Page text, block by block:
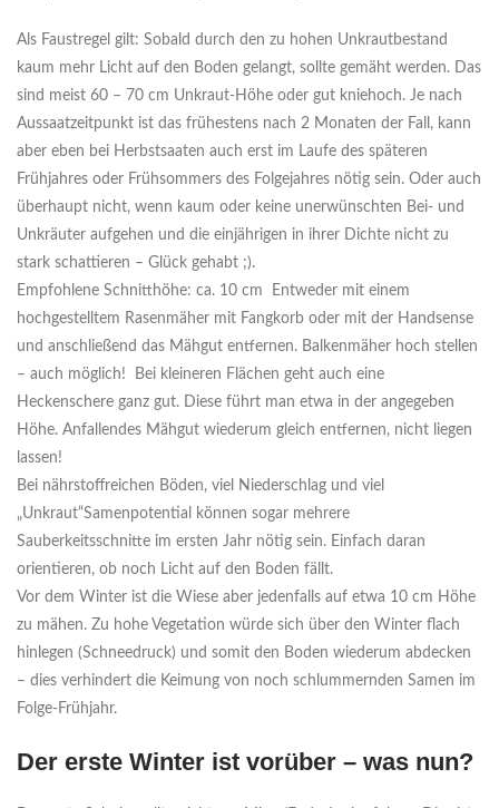
Als Faustregel gilt: Sobald durch den zu hohen Unkrautbestand
kaum mehr Licht auf den Boden gelangt, sollte gemäht werden. Das
sind meist 60 – 70 cm Unkraut-Höhe oder gut kniehoch. Je nach
Aussaatzeitpunkt ist das frühestens nach 2 Monaten der Fall, kann
aber eben bei Herbstsaaten auch erst im Laufe des späteren
Frühjahres oder Frühsommers des Folgejahres nötig sein. Oder auch
überhaupt nicht, wenn kaum oder keine unerwünschten Bei- und
Unkräuter aufgehen und die einjährigen in ihrer Dichte nicht zu
stark schattieren – Glück gehabt ;).
Empfohlene Schnitthöhe: ca. 10 cm Entweder mit einem
hochgestelltem Rasenmäher mit Fangkorb oder mit der Handsense
und anschließend das Mähgut entfernen. Balkenmäher hoch stellen
– auch möglich! Bei kleineren Flächen geht auch eine
Heckenschere ganz gut. Diese führt man etwa in der angegeben
Höhe. Anfallendes Mähgut wiederum gleich entfernen, nicht liegen
lassen!
Bei nährstoffreichen Böden, viel Niederschlag und viel
„Unkraut“Samenpotential können sogar mehrere
Sauberkeitsschnitte im ersten Jahr nötig sein. Einfach daran
orientieren, ob noch Licht auf den Boden fällt.
Vor dem Winter ist die Wiese aber jedenfalls auf etwa 10 cm Höhe
zu mähen. Zu hohe Vegetation würde sich über den Winter flach
hinlegen (Schneedruck) und somit den Boden wiederum abdecken
– dies verhindert die Keimung von noch schlummernden Samen im
Folge-Frühjahr.
Der erste Winter ist vorüber – was nun?